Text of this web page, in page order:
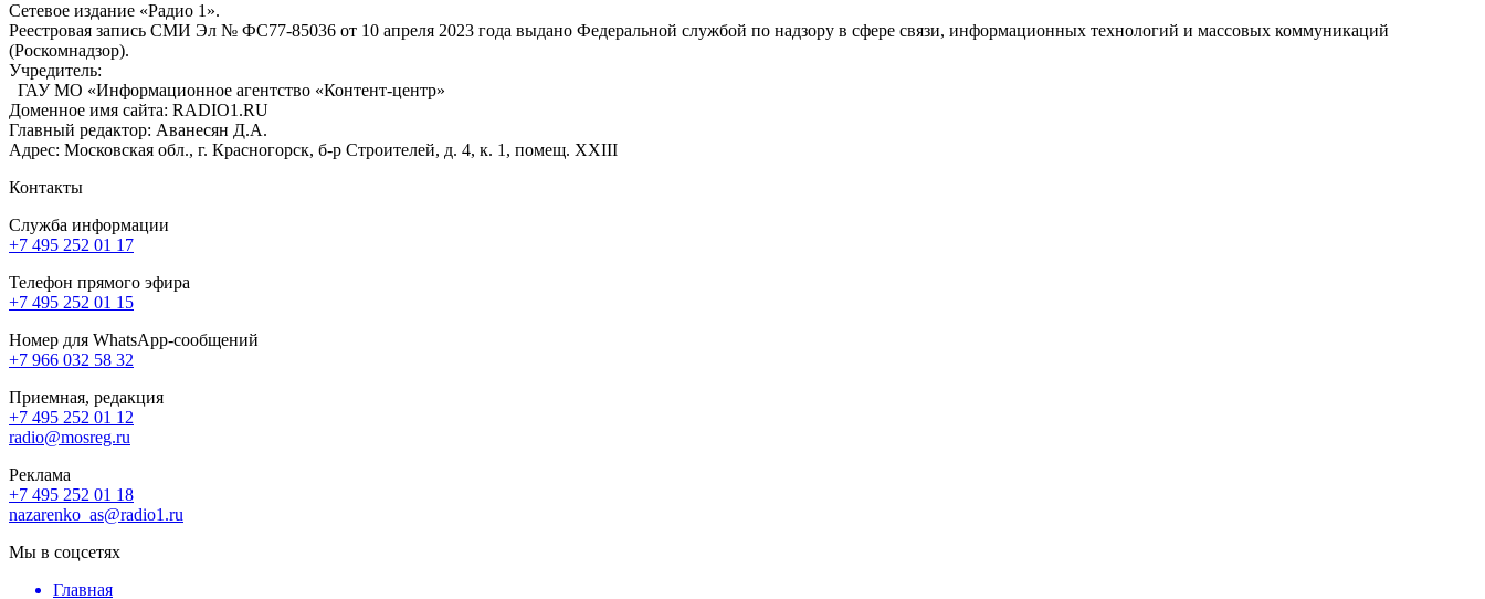
Сетевое издание «Радио 1».
Реестровая запись СМИ Эл № ФС77-85036 от 10 апреля 2023 года выдано Федеральной службой по надзору в сфере связи, информационных технологий и массовых коммуникаций
(Роскомнадзор).
Учредитель:
ГАУ МО «Информационное агентство «Контент-центр»
Доменное имя сайта: RADIO1.RU
Главный редактор: Аванесян Д.А.
Адрес: Московская обл., г. Красногорск, б-р Строителей, д. 4, к. 1, помещ. XXIII
Контакты
Служба информации
+7 495 252 01 17
Телефон прямого эфира
+7 495 252 01 15
Номер для WhatsApp-сообщений
+7 966 032 58 32
Приемная, редакция
+7 495 252 01 12
radio@mosreg.ru
Реклама
+7 495 252 01 18
nazarenko_as@radio1.ru
Мы в соцсетях
Главная